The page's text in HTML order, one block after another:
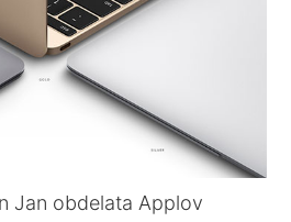
Jan obdelata Applov